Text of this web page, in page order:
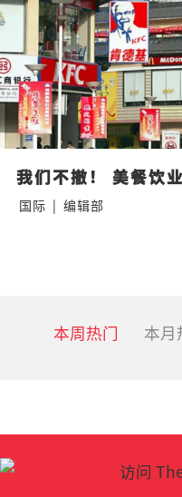
我们不撤！ 美餐饮
国际 | 编辑部
本周热门 本月